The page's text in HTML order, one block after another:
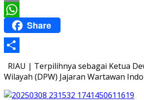
Email
WhatsApp
Share
Share
RIAU | Terpilihnya sebagai Ketua
Wilayah (DPW) Jajaran Wartawan